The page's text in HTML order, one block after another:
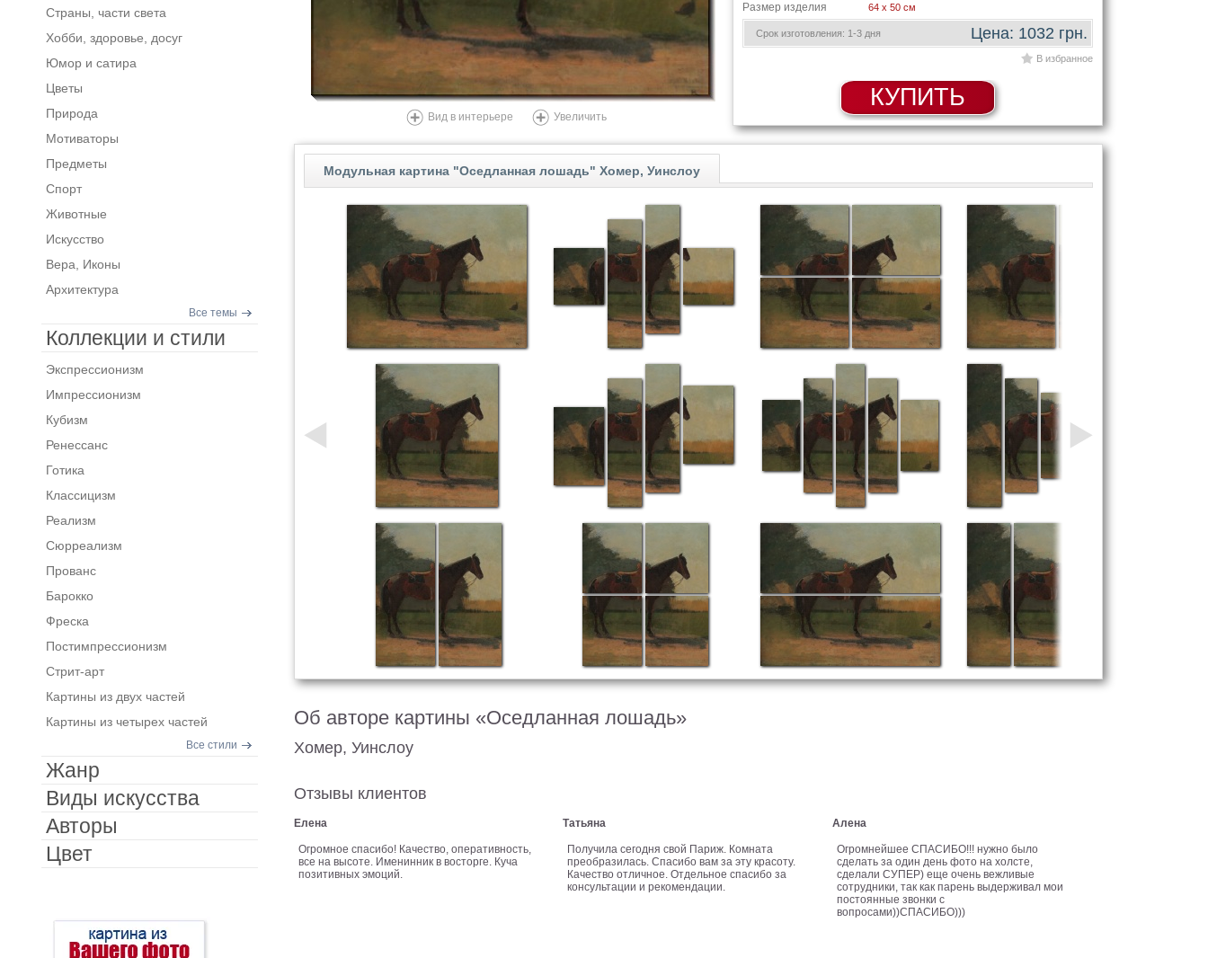
Вид в интерьере Увеличить
Размер изделия
64 x 50 см
Срок изготовления: 1-3 дня Цена: 1032 грн.
В избранное
КУПИТЬ
Модульная картина "Оседланная лошадь" Хомер, Уинслоу
Об авторе картины «Оседланная лошадь»
Хомер, Уинслоу
Отзывы клиентов
Елена
Огромное спасибо! Качество, оперативность,
все на высоте. Именинник в восторге. Куча
позитивных эмоций.
Татьяна
Получила сегодня свой Париж. Комната
преобразилась. Спасибо вам за эту красоту.
Качество отличное. Отдельное спасибо за
консультации и рекомендации.
Алена
Огромнейшее СПАСИБО!!! нужно было
сделать за один день фото на холсте,
сделали СУПЕР) еще очень вежливые
сотрудники, так как парень выдерживал мои
постоянные звонки с
вопросами))СПАСИБО)))
Страны, части света
Хобби, здоровье, досуг
Юмор и сатира
Цветы
Природа
Мотиваторы
Предметы
Спорт
Животные
Искусство
Вера, Иконы
Архитектура
Все темы
Коллекции и стили
Экспрессионизм
Импрессионизм
Кубизм
Ренессанс
Готика
Классицизм
Реализм
Сюрреализм
Прованс
Барокко
Фреска
Постимпрессионизм
Стрит-арт
Картины из двух частей
Картины из четырех частей
Все стили
Жанр
Виды искусства
Авторы
Цвет